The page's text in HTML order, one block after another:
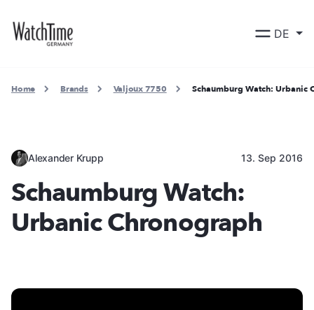
DE
Home Brands Valjoux 7750 Schaumburg Watch: Urbanic
Alexander Krupp 13. Sep 2016
Schaumburg Watch:
Urbanic Chronograph